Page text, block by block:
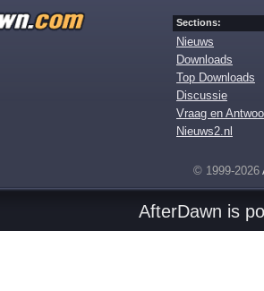
Sections:
Nieuws
Downloads
Top Downloads
Discussie
Vraag en
Nieuws2.nl
© 1999-2026
AfterDawn is